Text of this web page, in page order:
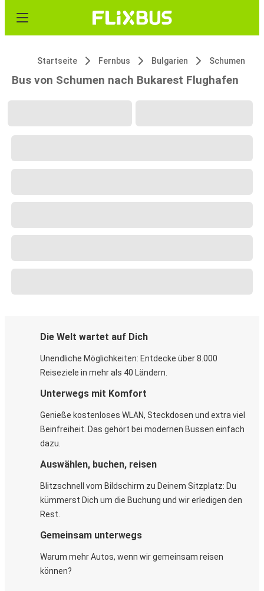
Startseite Fernbus Bulgarien Schumen
Bus von Schumen nach Bukarest Flughafen
Die Welt wartet auf Dich
Unendliche Möglichkeiten: Entdecke über 8.000
Reiseziele in mehr als 40 Ländern.
Unterwegs mit Komfort
Genieße kostenloses WLAN, Steckdosen und extra viel
Beinfreiheit. Das gehört bei modernen Bussen einfach
dazu.
Auswählen, buchen, reisen
Blitzschnell vom Bildschirm zu Deinem Sitzplatz: Du
kümmerst Dich um die Buchung und wir erledigen den
Rest.
Gemeinsam unterwegs
Warum mehr Autos, wenn wir gemeinsam reisen
können?